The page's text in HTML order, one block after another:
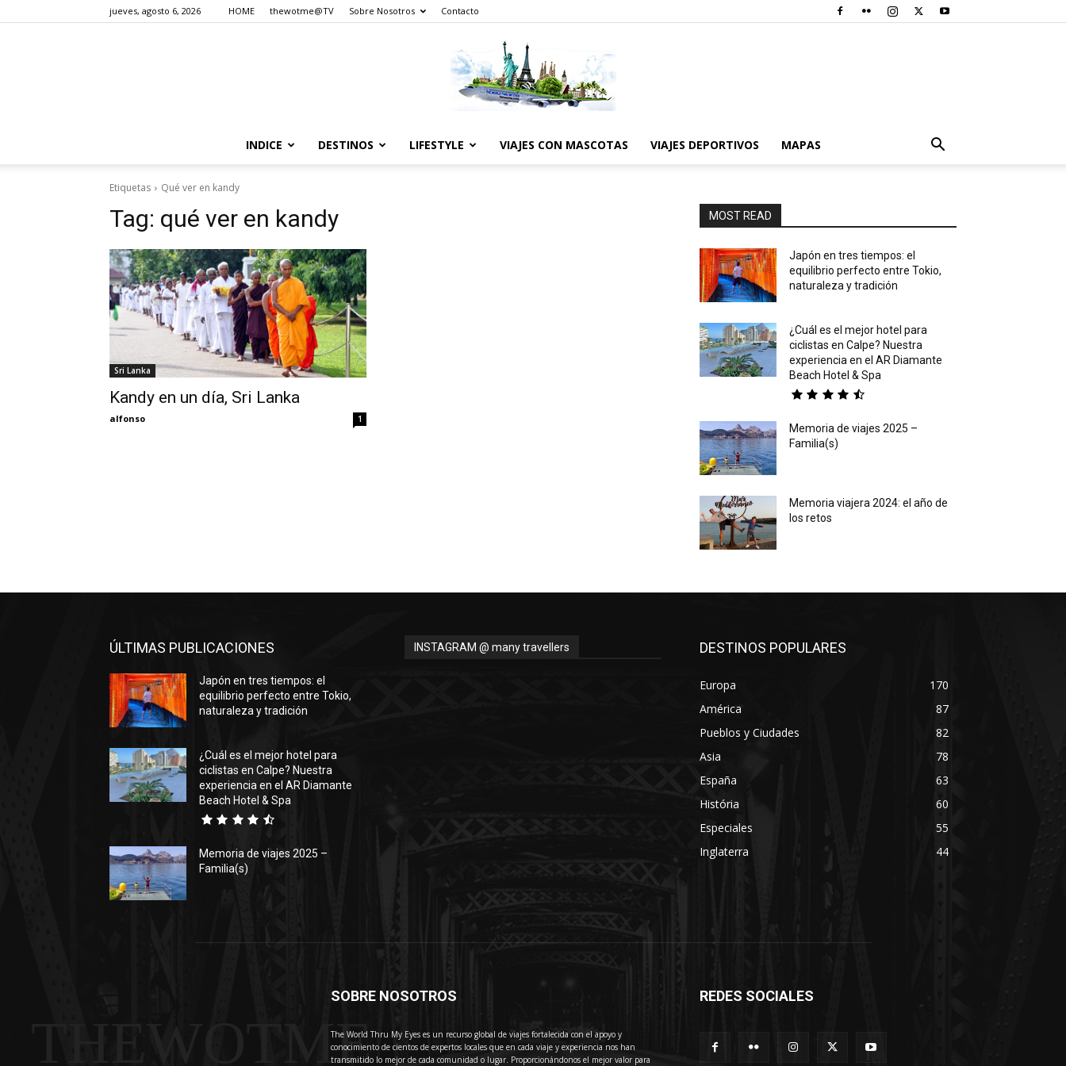
jueves, agosto 6, 2026 HOME thewotme@TV Sobre Nosotros Contacto
INDICE DESTINOS LIFESTYLE VIAJES CON MASCOTAS VIAJES DEPORTIVOS MAPAS
Etiquetas Qué ver en kandy
Tag: qué ver en kandy
Sri Lanka
Kandy en un día, Sri Lanka
alfonso 1
MOST READ
Japón en tres tiempos: el
equilibrio perfecto entre Tokio,
naturaleza y tradición
¿Cuál es el mejor hotel para
ciclistas en Calpe? Nuestra
experiencia en el AR Diamante
Beach Hotel & Spa
Memoria de viajes 2025 –
Familia(s)
Memoria viajera 2024: el año de
los retos
ÚLTIMAS PUBLICACIONES
Japón en tres tiempos: el
equilibrio perfecto entre Tokio,
naturaleza y tradición
¿Cuál es el mejor hotel para
ciclistas en Calpe? Nuestra
experiencia en el AR Diamante
Beach Hotel & Spa
Memoria de viajes 2025 –
Familia(s)
INSTAGRAM @ many travellers DESTINOS POPULARES
Europa
170
América
87
Pueblos y Ciudades
82
Asia
78
España
63
História
60
Especiales
55
Inglaterra
44
THEWOTME
SOBRE NOSOTROS
The World Thru My Eyes es un recurso global de viajes fortalecida con el apoyo y
conocimiento de cientos de expertos locales que en cada viaje y experiencia nos han
transmitido lo mejor de cada comunidad o lugar. Proporcionándonos el mejor valor para
REDES SOCIALES